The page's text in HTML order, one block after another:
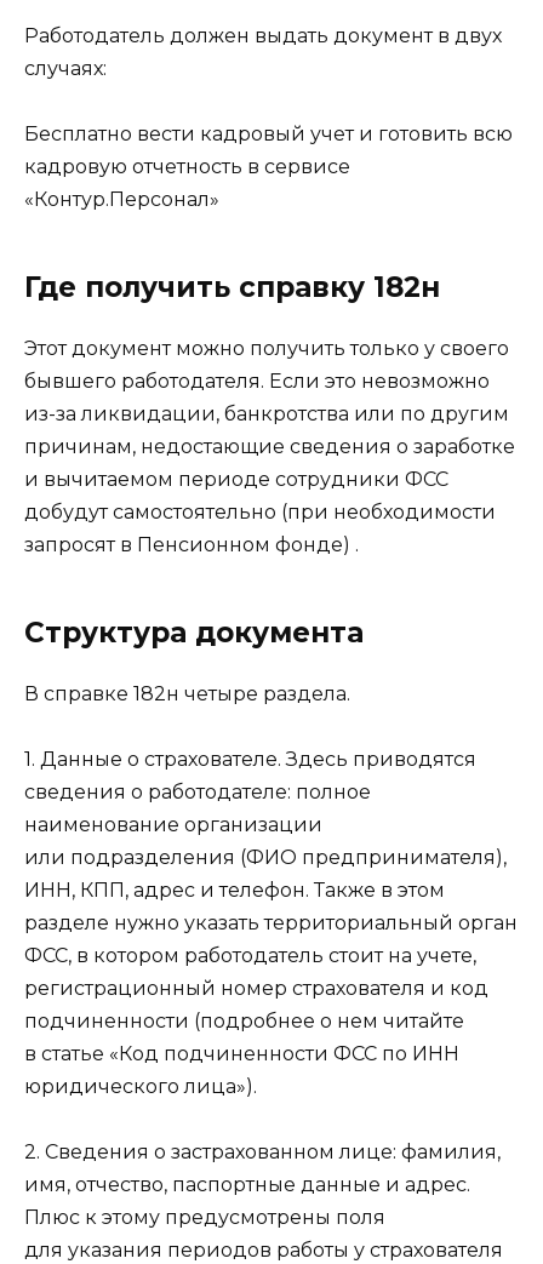
Работодатель должен выдать документ в двух
случаях:
Бесплатно вести кадровый учет и готовить всю
кадровую отчетность в сервисе
«Контур.Персонал»
Где получить справку 182н
Этот документ можно получить только у своего
бывшего работодателя. Если это невозможно
из-за ликвидации, банкротства или по другим
причинам, недостающие сведения о заработке
и вычитаемом периоде сотрудники ФСС
добудут самостоятельно (при необходимости
запросят в Пенсионном фонде) .
Структура документа
В справке 182н четыре раздела.
1. Данные о страхователе. Здесь приводятся
сведения о работодателе: полное
наименование организации
или подразделения (ФИО предпринимателя),
ИНН, КПП, адрес и телефон. Также в этом
разделе нужно указать территориальный орган
ФСС, в котором работодатель стоит на учете,
регистрационный номер страхователя и код
подчиненности (подробнее о нем читайте
в статье «Код подчиненности ФСС по ИНН
юридического лица»).
2. Сведения о застрахованном лице: фамилия,
имя, отчество, паспортные данные и адрес.
Плюс к этому предусмотрены поля
для указания периодов работы у страхователя